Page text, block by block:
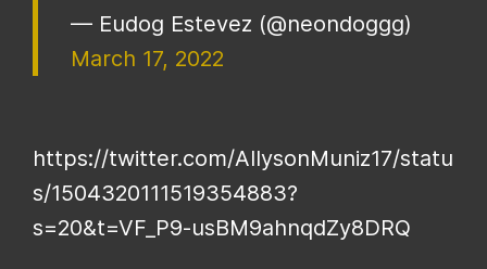
— Eudog Estevez (@neondoggg)
March 17, 2022
https://twitter.com/AllysonMuniz17/statu
s/1504320111519354883?
s=20&t=VF_P9-usBM9ahnqdZy8DRQ